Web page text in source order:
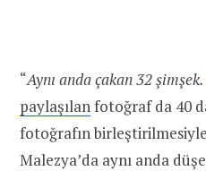
“Aynı anda çakan 32 şimşek.
paylaşılan fotoğraf da 40
fotoğrafın
Malezya’da aynı anda